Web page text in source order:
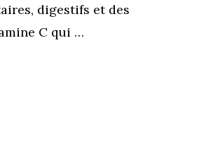
digestifs et des
C qui …